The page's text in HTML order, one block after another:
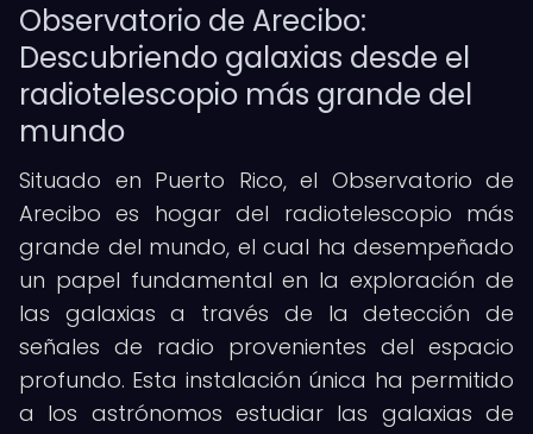
Observatorio de Arecibo:
Descubriendo galaxias desde el
radiotelescopio más grande del
mundo
Situado en Puerto Rico, el Observatorio de
Arecibo es hogar del radiotelescopio más
grande del mundo, el cual ha desempeñado
un papel fundamental en la exploración de
las galaxias a través de la detección de
señales de radio provenientes del espacio
profundo. Esta instalación única ha permitido
a los astrónomos estudiar las galaxias de